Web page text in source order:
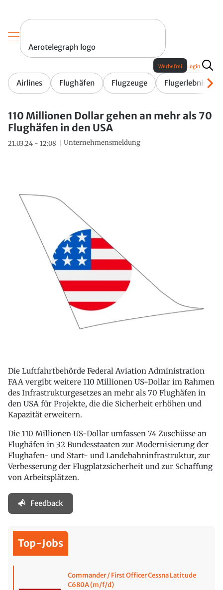
Aerotelegraph logo
Airlines Flughäfen Flugzeuge Flugerlebnis
Werbefrei Login
110 Millionen Dollar gehen an mehr als 70
Flughäfen in den USA
21.03.24 - 12:08 Unternehmensmeldung
Die Luftfahrtbehörde Federal Aviation Administration
FAA vergibt weitere 110 Millionen US-Dollar im Rahmen
des Infrastrukturgesetzes an mehr als 70 Flughäfen in
den USA für Projekte, die die Sicherheit erhöhen und
Kapazität erweitern.
Die 110 Millionen US-Dollar umfassen 74 Zuschüsse an
Flughäfen in 32 Bundesstaaten zur Modernisierung der
Flughafen- und Start- und Landebahninfrastruktur, zur
Verbesserung der Flugplatzsicherheit und zur Schaffung
von Arbeitsplätzen.
Feedback
Top-Jobs
Commander / First Officer Cessna Latitude
C680A (m/f/d)